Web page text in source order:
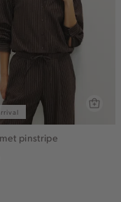
pinstripe